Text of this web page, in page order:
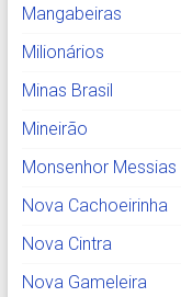
Mangabeiras
Milionários
Minas Brasil
Mineirão
Monsenhor Messias
Nova Cachoeirinha
Nova Cintra
Nova Gameleira